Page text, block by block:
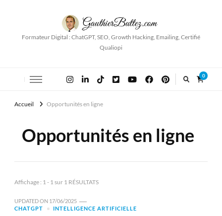
Formateur Digital : ChatGPT, SEO, Growth Hacking, Emailing, Certifié
Qualiopi
0
Accueil Opportunités en ligne
Opportunités en ligne
Affichage : 1 - 1 sur 1 RÉSULTATS
UPDATED ON 17/06/2025
CHATGPT
INTELLIGENCE ARTIFICIELLE